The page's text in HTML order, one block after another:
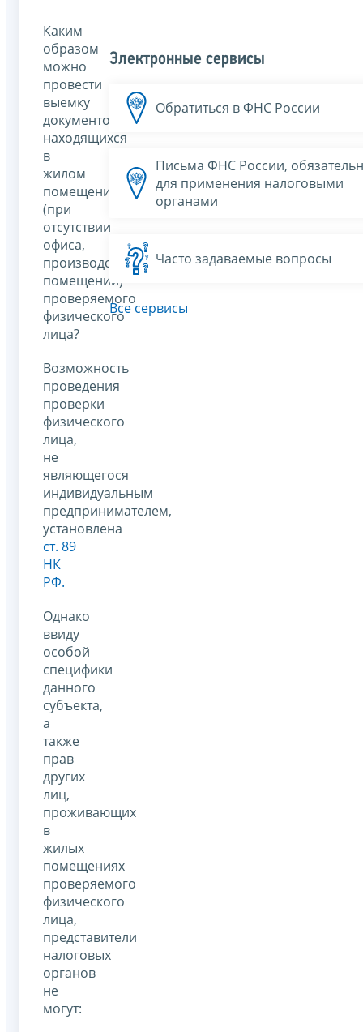
Каким
образом
можно
провести
выемку
документов,
находящихся
в
жилом
помещении
(при
отсутствии
офиса,
производственных
помещений)
проверяемого
физического
лица?
Возможность
проведения
проверки
физического
лица,
не
являющегося
индивидуальным
предпринимателем,
установлена
ст. 89
НК
РФ.
Однако
ввиду
особой
специфики
данного
субъекта,
а
также
прав
других
лиц,
проживающих
в
жилых
помещениях
проверяемого
физического
лица,
представители
налоговых
органов
не
могут:
Электронные сервисы
Обратиться в ФНС России
Письма ФНС России,
для применения налоговыми
органами
Часто задаваемые вопросы
Все сервисы